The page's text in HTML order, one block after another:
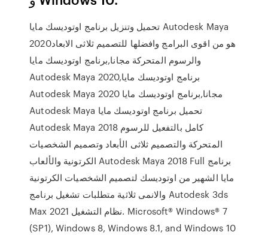
تحميل وتنزيل برنامج اوتوديسك مايا Autodesk Maya
2020هو من اقوى البرامج وافضلها للتصميم ثلاثى الابعاد
والرسوم المتحركة مجانا,برنامج اوتوديسك مايا
Autodesk Maya 2020,برنامج اوتوديسك مايا
Autodesk Maya 2020 مجانا,برنامج اوتوديسك مايا
Autodesk Maya تحميل برنامج اوتوديسك مايا
Autodesk Maya 2018 كامل بالتفعيل للرسوم
المتحركة والتصميم ثلاثى الأبعاد وتصميم الشخصيات
الكرتونية والألعاب Autodesk Maya 2018 Full برنامج
مايا الشهير من اوتوديسك لتصميم الشخصيات الكرتونية
والانمى ثلاثية متطلبات تشغيل برنامج Autodesk 3ds
Max 2021 نظام التشغيل. Microsoft® Windows® 7
(SP1), Windows 8, Windows 8.1, and Windows 10